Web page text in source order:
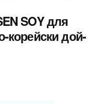
SOY для
корейски дой-